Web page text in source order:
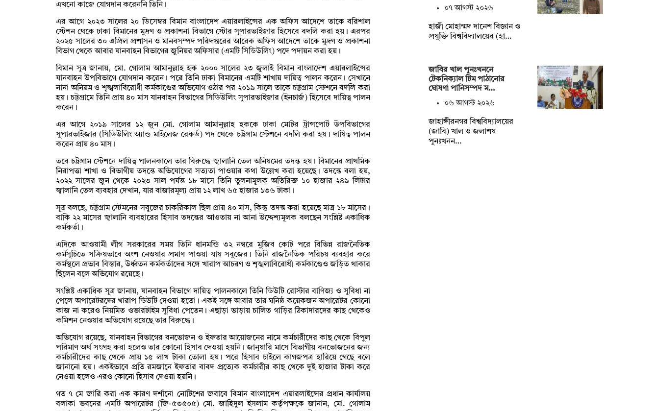
এখনো কাজে যোগদান করেননি তিনি।
এর আগে ২০২৩ সালের ২০ ডিসেম্বর বিমান বাংলাদেশ এয়ারলাইন্সের এক অফিস আদেশে তাকে বরিশাল
স্টেশন থেকে ঢাকা বিমানের মুদ্রণ ও প্রকাশনা বিভাগে স্টোর সুপারভাইজার হিসেবে বদলি করা হয়। এরপর
২০২৫ সালের ৩০ এপ্রিল প্রশাসন ও মানবসম্পদ পরিদপ্তরের আরেক অফিস আদেশে তাকে মুদ্রণ ও প্রকাশনা
বিভাগ থেকে আবার যানবাহন বিভাগের জুনিয়র অফিসার (এমটি সিডিউলিং) পদে পদায়ন করা হয়।
বিমান সূত্র জানায়, মো. গোলাম আমানুল্লাহ হক ২০০০ সালের ২৩ জুলাই বিমান বাংলাদেশ এয়ারলাইন্সের
যানবাহন উপবিভাগে যোগদান করেন। পরে তিনি ঢাকা বিমানের এমটি শাখায় দায়িত্ব পালন করেন। সেখানে
নানা অনিয়ম ও শৃঙ্খলাবিরোধী কর্মকাণ্ডের অভিযোগ ওঠার পর ২০১৯ সালে তাকে চট্টগ্রাম স্টেশনে বদলি করা
হয়। চট্টগ্রামে তিনি প্রায় ৪০ মাস যানবাহন বিভাগের সিডিউলিং সুপারভাইজার (ইনচার্জ) হিসেবে দায়িত্ব পালন
করেন।
এর আগে ২০১৯ সালের ১২ জুন মো. গোলাম আমানুল্লাহ হককে ঢাকা মোটর ট্রান্সপোর্ট উপবিভাগের
সুপারভাইজার (সিডিউলিং অ্যান্ড মাইলেজ রেকর্ড) পদ থেকে চট্টগ্রাম স্টেশনে বদলি করা হয়। দায়িত্ব পালন
করেন প্রায় ৪০ মাস।
তবে চট্টগ্রাম স্টেশনে দায়িত্ব পালনকালে তার বিরুদ্ধে জ্বালানি তেল অনিয়মের তদন্ত হয়। বিমানের প্রাথমিক
নিরাপত্তা শাখা ও বিভাগীয় তদন্তে অভিযোগের সত্যতা পাওয়ার কথা উল্লেখ করা হয়েছে। তদন্তে বলা হয়,
২০২২ সালের জুন থেকে ২০২৩ সাল পর্যন্ত ১৮ মাসে তিনি তুলনামূলক অতিরিক্ত ১০ হাজার ২৪৯ লিটার
জ্বালানি তেল ব্যবহার দেখান, যার বাজারমূল্য প্রায় ১২ লাখ ৬৫ হাজার ১৩৬ টাকা।
সূত্র বলছে, চট্টগ্রাম স্টেমনের সবুজের চাকরিকাল ছিল প্রায় ৪০ মাস, কিন্তু তদন্ত করা হয়েছে মাত্র ১৮ মাসের।
বাকি ২২ মাসের জ্বালানি ব্যবহারের হিসাব তদন্তের আওতায় না আনা উদ্দেশ্যমূলক বলছেন সংশ্লিষ্ট একাধিক
কর্মকর্তা।
এদিকে আওয়ামী লীগ সরকারের সময় তিনি ধানমন্ডি ৩২ নম্বরে মুজিব কোট পরে বিভিন্ন রাজনৈতিক
কর্মসূচিতে সক্রিয়ভাবে অংশ নেওয়ার প্রমাণ পাওয়া যায় সবুজের। তিনি রাজনৈতিক পরিচয় ব্যবহার করে
কর্মস্থলে প্রভাব বিস্তার, উর্ধ্বতন কর্মকর্তাদের সঙ্গে খারাপ আচরণ ও শৃঙ্খলাবিরোধী কর্মকাণ্ডেও জড়িত থাকার
ছিলেন বলে অভিযোগ রয়েছে।
সংশ্লিষ্ট একাধিক সূত্র জানায়, যানবাহন বিভাগে দায়িত্ব পালনকালে তিনি ডিউটি রোস্টার বাণিজ্য ও সুবিধা না
পেলে অপারেটরদের খারাপ ডিউটি দেওয়া হতো। একই সঙ্গে আবার তার ঘনিষ্ঠ কয়েকজন অপারেটর কোনো
কাজ না করেও নিয়মিত ওভারটাইম সুবিধা পেতেন। এছাড়া ভাড়ায় চালিত গাড়ির ঠিকাদারদের কাছ থেকেও
কমিশন নেওয়ার অভিযোগ রয়েছে তার বিরুদ্ধে।
অভিযোগ রয়েছে, যানবাহন বিভাগের বনভোজন ও ইফতার আয়োজনের নামে কর্মচারীদের কাছ থেকে বিপুল
পরিমাণ অর্থ সংগ্রহ করা হলেও তার কোনো হিসাব দেওয়া হয়নি। জানুয়ারি মাসে বিভাগীয় বনভোজনের জন্য
কর্মচারীদের কাছ থেকে প্রায় ১৫ লাখ টাকা তোলা হয়। পরে হিসাব চাইলে কাগজপত্র হারিয়ে গেছে বলে
জানানো হয়। একইভাবে প্রতি রমজানে ইফতার বাবদ প্রত্যেক কর্মচারীর কাছ থেকে দুই হাজার টাকা করে
নেওয়া হলেও এরও কোনো হিসাব দেওয়া হয়নি।
গত ৭ মে জারি করা এক কারণ দর্শানো নোটিশের জবাবে বিমান বাংলাদেশ এয়ারলাইন্সের প্রধান কার্যালয়
বলাকা ভবনের এমটি অপারেটর (জি-৫৩৫০৫) মো. জাহিদুল ইসলাম কর্তৃপক্ষকে জানান, মো. গোলাম
০৭ আগস্ট ২০২৬
হাজী মোহাম্মদ দানেশ বিজ্ঞান ও
প্রযুক্তি বিশ্ববিদ্যালয়ের (হা…
জাবির খাল পুনঃখননে
টেকনিক্যাল টিম পাঠানোর
ঘোষণা পানিসম্পদ ম…
০৬ আগস্ট ২০২৬
‎‎জাহাঙ্গীরনগর বিশ্ববিদ্যালয়ের
(জাবি) খাল ও জলাশয়
পুনঃখনন…